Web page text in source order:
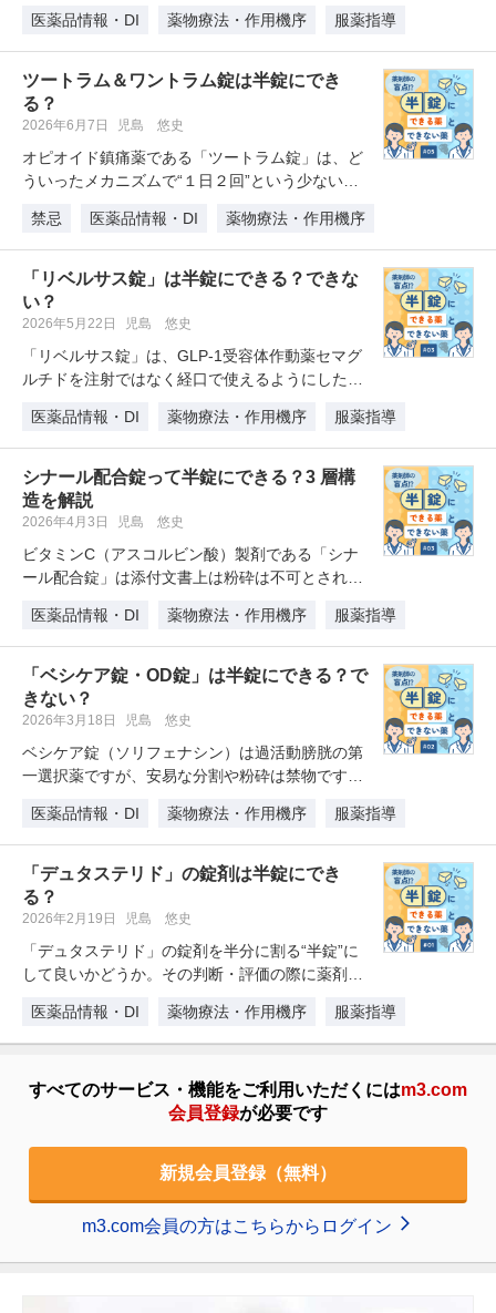
医薬品情報・DI
薬物療法・作用機序 服薬指導
ツートラム＆ワントラム錠は半錠にでき
る？
2026年6月7日 児島 悠史
オピオイド鎮痛薬である「ツートラム錠」は、ど
ういったメカニズムで“１日２回”という少ない服
禁忌
医薬品情報・DI 薬物療法・作用機序
「リベルサス錠」は半錠にできる？できな
い？
2026年5月22日 児島 悠史
「リベルサス錠」は、GLP-1受容体作動薬セマグ
ルチドを注射ではなく経口で使えるようにした画
医薬品情報・DI
薬物療法・作用機序 服薬指導
シナール配合錠って半錠にできる？3 層構
造を解説
2026年4月3日 児島 悠史
ビタミンC（アスコルビン酸）製剤である「シナ
ール配合錠」は添付文書上は粉砕は不可とされて
医薬品情報・DI
薬物療法・作用機序 服薬指導
「ベシケア錠・OD錠」は半錠にできる？で
きない？
2026年3月18日 児島 悠史
ベシケア錠（ソリフェナシン）は過活動膀胱の第
一選択薬ですが、安易な分割や粉砕は禁物です。
医薬品情報・DI
薬物療法・作用機序 服薬指導
「デュタステリド」の錠剤は半錠にでき
る？
2026年2月19日 児島 悠史
「デュタステリド」の錠剤を半分に割る“半錠”に
して良いかどうか。その判断・評価の際に薬剤師
医薬品情報・DI
薬物療法・作用機序 服薬指導
すべてのサービス・機能をご利用いただくにはm3.com
会員登録が必要です
新規会員登録（無料）
m3.com会員の方はこちらからログイン